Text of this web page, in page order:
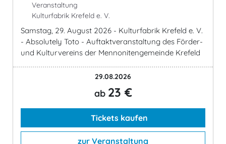
Veranstaltung
Kulturfabrik Krefeld e. V.
Samstag, 29. August 2026 - Kulturfabrik Krefeld e. V.
- Absolutely Toto - Auftaktveranstaltung des Förder-
und Kulturvereins der Mennonitengemeinde Krefeld
29.08.2026
ab 23 €
Tickets kaufen
zur Veranstaltung